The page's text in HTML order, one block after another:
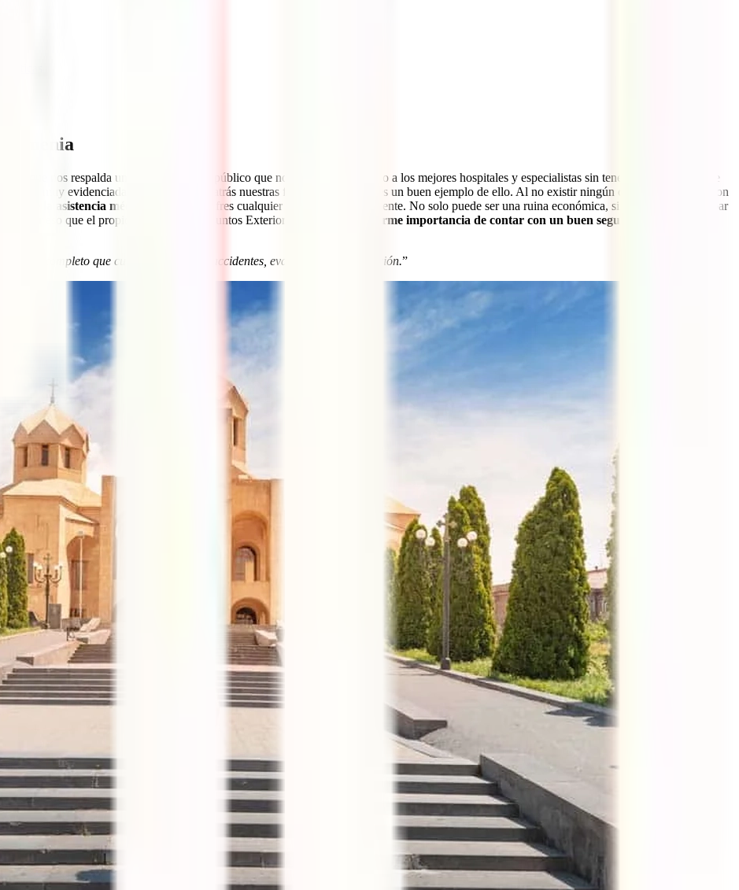
que nos respalda un sistema de salud público que nos garantiza el acceso a los mejores hospitales y especialistas sin tener que pagar nada de
se ve muy evidenciada cuando dejamos atrás nuestras fronteras. Armenia es un buen ejemplo de ello. Al no existir ningún convenio de salud con
de la asistencia médica del país
si sufres cualquier enfermedad o accidente. No solo puede ser una ruina económica, sino que podrías acabar
Es por eso que el propio Ministerio de Asuntos Exteriores
insiste en la enorme importancia de contar con un buen seguro de viaje a
viaje completo que cubra enfermedad, accidentes, evacuación y repatriación.”